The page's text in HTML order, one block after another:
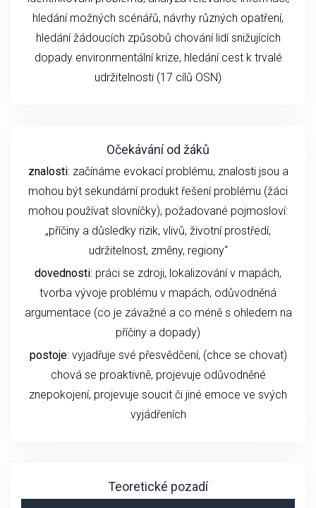
hledání možných scénářů, návrhy různých opatření,
hledání žádoucích způsobů chování lidí snižujících
dopady environmentální krize, hledání cest k trvalé
udržitelnosti (17 cílů OSN)
Očekávání od žáků
znalosti: začínáme evokací problému, znalosti jsou a
mohou být sekundární produkt řešení problému (žáci
mohou používat slovníčky), požadované pojmosloví:
„příčiny a důsledky rizik, vlivů, životní prostředí,
udržitelnost, změny, regiony“
dovednosti: práci se zdroji, lokalizování v mapách,
tvorba vývoje problému v mapách, odůvodněná
argumentace (co je závažné a co méně s ohledem na
příčiny a dopady)
postoje: vyjadřuje své přesvědčení, (chce se chovat)
chová se proaktivně, projevuje odůvodněné
znepokojení, projevuje soucit či jiné emoce ve svých
vyjádřeních
Teoretické pozadí